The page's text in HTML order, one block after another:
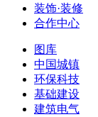
装饰·装修
合作中心
图库
中国城镇
环保科技
基础建设
建筑电气